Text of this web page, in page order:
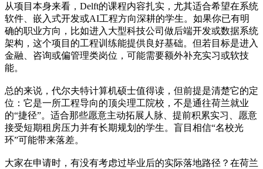
从项目本身来看，Delft的课程内容扎实，尤其适合希望在系统
软件、嵌入式开发或AI工程方向深耕的学生。如果你已有明
确的职业方向，比如进入大型科技公司做后端开发或数据系统
架构，这个项目的工程训练能提供良好基础。但若目标是进入
金融、咨询或偏管理类岗位，可能需要额外补充实习或软技
能。
总的来说，代尔夫特计算机硕士值得读，但前提是清楚它的定
位：它是一所工程导向的顶尖理工院校，不是通往荷兰就业
的“捷径”。适合那些愿意主动拓展人脉、提前积累实习、愿意
接受短期租房压力并有长期规划的学生。盲目相信“名校光
环”可能带来落差。
大家在申请时，有没有考虑过毕业后的实际落地路径？在荷兰